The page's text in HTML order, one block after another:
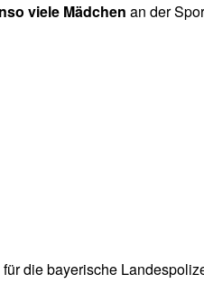
viele Mädchen an der
die bayerische